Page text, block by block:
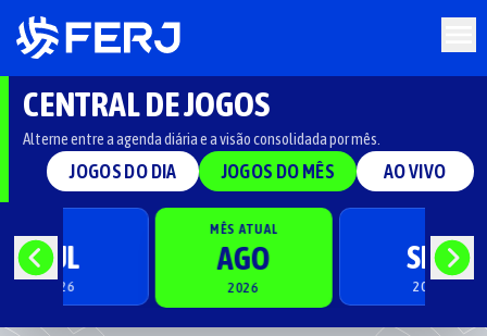
CENTRAL DE JOGOS
Alterne entre a agenda diária e a visão consolidada por mês.
JOGOS DO DIA JOGOS DO MÊS AO VIVO
JUL
2026
MÊS ATUAL
AGO
2026
SET
2026